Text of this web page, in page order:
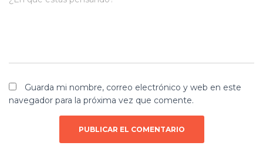
Guarda mi nombre, correo electrónico y web en este
navegador para la próxima vez que comente.